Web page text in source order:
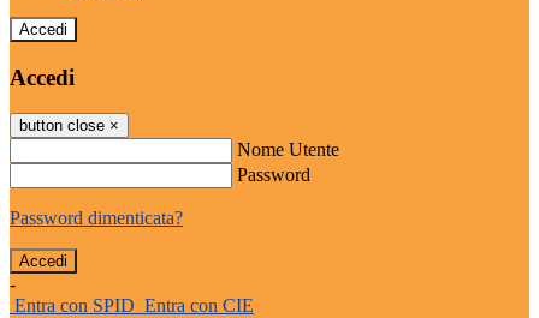
Accedi
Accedi
button close ×
Nome Utente
Password
Password dimenticata?
-
Entra con SPID Entra con CIE